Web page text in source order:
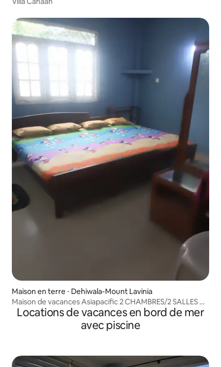
Maison en terre ⋅ Dehiwala-Mount Lavinia
Maison de vacances Asiapacific 2 CHAMBRES/2 SALLES DE
BAIN.
Locations de vacances en bord de mer
avec piscine